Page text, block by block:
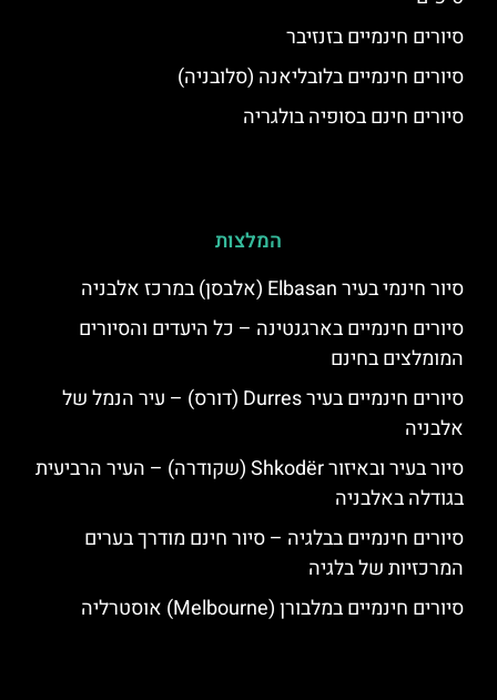
סיורים חינמיים בזנזיבר
סיורים חינמיים בלובליאנה (סלובניה)
סיורים חינם בסופיה בולגריה
המלצות
סיור חינמי בעיר Elbasan (אלבסן) במרכז אלבניה
סיורים חינמיים בארגנטינה – כל היעדים והסיורים
המומלצים בחינם
סיורים חינמיים בעיר Durres (דורס) – עיר הנמל של
אלבניה
סיור בעיר ובאיזור Shkodër (שקודרה) – העיר הרביעית
בגודלה באלבניה
סיורים חינמיים בבלגיה – סיור חינם מודרך בערים
המרכזיות של בלגיה
סיורים חינמיים במלבורן (Melbourne) אוסטרליה